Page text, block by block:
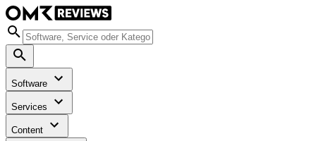
Software
Services
Content